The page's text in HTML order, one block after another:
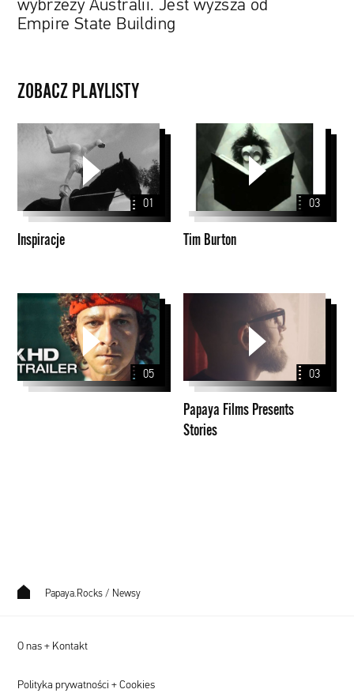
wybrzeży Australii. Jest wyższa od
Empire State Building
ZOBACZ PLAYLISTY
Inspiracje
01
Inspiracje
03
Tim Burton
05
Presents
Stories
03
Papaya Films Presents
Stories
Papaya.Rocks / Newsy
O nas + Kontakt
Polityka prywatności + Cookies